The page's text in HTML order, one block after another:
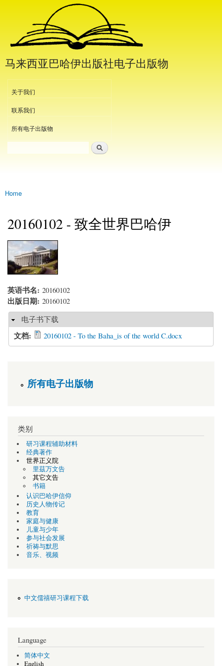
Skip to
content
马来西亚巴哈伊出版社电子出版物
Header Menu
关于我们
联系我们
所有电子出版物
You are here
Home
20160102 - 致全世界巴哈伊
英语书名: 20160102
出版日期: 20160102
Hide电子书下载
文档: 20160102 - To the Baha_is of the world C.docx
所有电子出版物
类别
研习课程辅助材料
经典著作
世界正义院
里茲万文告
其它文告
书籍
认识巴哈伊信仰
历史人物传记
教育
家庭与健康
儿童与少年
参与社会发展
祈祷与默思
音乐、视频
中文儒禧研习课程下载
Language
简体中文
English